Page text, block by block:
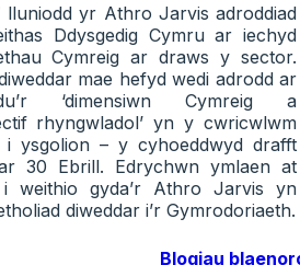
lluniodd yr Athro Jarvis adroddiad
Ddysgedig Cymru ar iechyd
Cymreig ar draws y sector.
mae hefyd wedi adrodd ar
‘dimensiwn Cymreig a
rhyngwladol’ yn y cwricwlwm
i ysgolion – y cyhoeddwyd drafft
30 Ebrill. Edrychwn ymlaen at
i weithio gyda’r Athro Jarvis yn
diweddar i’r Gymrodoriaeth.
Blogiau